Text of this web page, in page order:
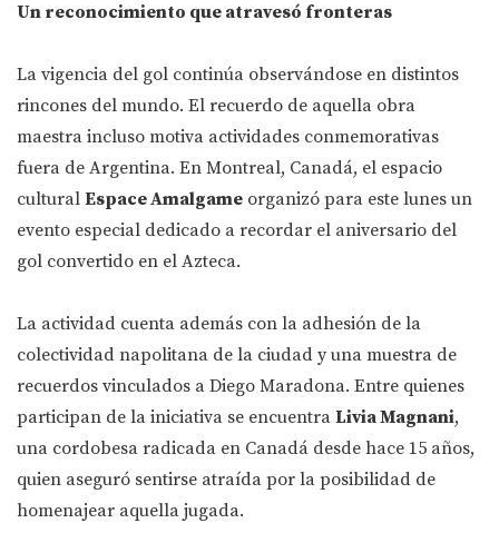
Un reconocimiento que atravesó fronteras
La vigencia del gol continúa observándose en distintos
rincones del mundo. El recuerdo de aquella obra
maestra incluso motiva actividades conmemorativas
fuera de Argentina. En Montreal, Canadá, el espacio
cultural Espace Amalgame organizó para este lunes un
evento especial dedicado a recordar el aniversario del
gol convertido en el Azteca.
La actividad cuenta además con la adhesión de la
colectividad napolitana de la ciudad y una muestra de
recuerdos vinculados a Diego Maradona. Entre quienes
participan de la iniciativa se encuentra Livia Magnani,
una cordobesa radicada en Canadá desde hace 15 años,
quien aseguró sentirse atraída por la posibilidad de
homenajear aquella jugada.